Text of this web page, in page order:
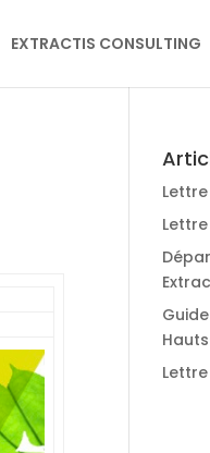
EXTRACTIS CONSULTING